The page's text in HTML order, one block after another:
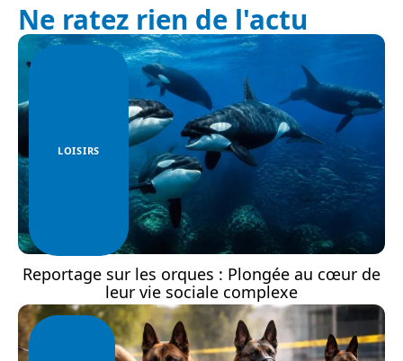
Ne ratez rien de l'actu
LOISIRS
Reportage sur les orques : Plongée au cœur de
leur vie sociale complexe